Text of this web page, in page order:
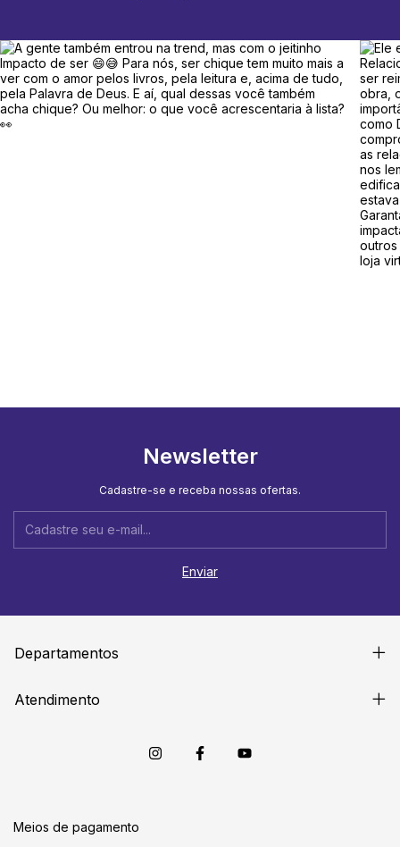
Newsletter
Cadastre-se e receba nossas ofertas.
Departamentos
Atendimento
Meios de pagamento